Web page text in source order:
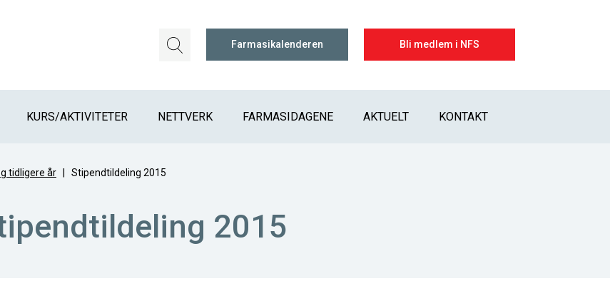
Bli medlem i NFS
Farmasikalenderen
KURS/AKTIVITETER NETTVERK FARMASIDAGENE AKTUELT KONTAKT
tidligere år Stipendtildeling 2015
2015